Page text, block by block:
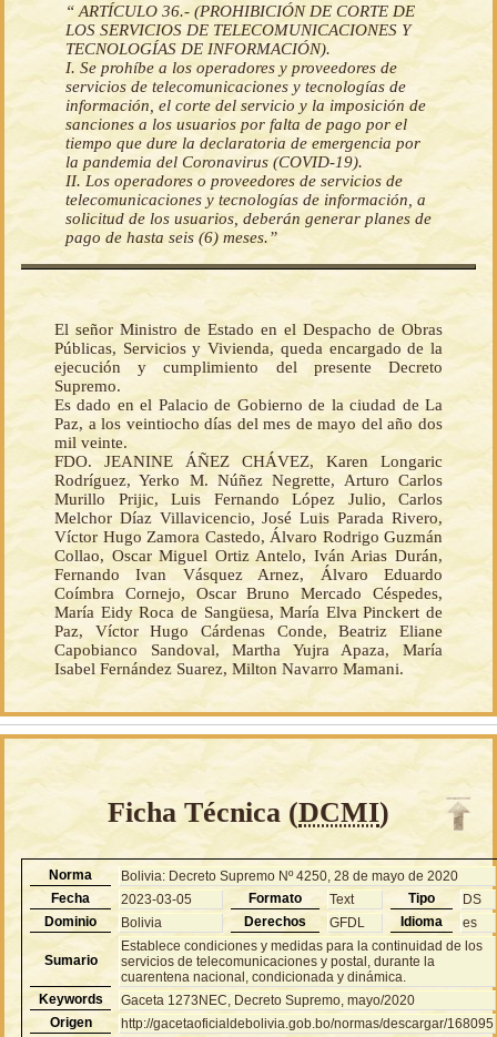
“ ARTÍCULO 36.- (PROHIBICIÓN DE CORTE DE
LOS SERVICIOS DE TELECOMUNICACIONES Y
TECNOLOGÍAS DE INFORMACIÓN).
I. Se prohíbe a los operadores y proveedores de
servicios de telecomunicaciones y tecnologías de
información, el corte del servicio y la imposición de
sanciones a los usuarios por falta de pago por el
tiempo que dure la declaratoria de emergencia por
la pandemia del Coronavirus (COVID-19).
II. Los operadores o proveedores de servicios de
telecomunicaciones y tecnologías de información, a
solicitud de los usuarios, deberán generar planes de
pago de hasta seis (6) meses.”
El señor Ministro de Estado en el Despacho de Obras
Públicas, Servicios y Vivienda, queda encargado de la
ejecución y cumplimiento del presente Decreto
Supremo.
Es dado en el Palacio de Gobierno de la ciudad de La
Paz, a los veintiocho días del mes de mayo del año dos
mil veinte.
FDO. JEANINE ÁÑEZ CHÁVEZ, Karen Longaric
Rodríguez, Yerko M. Núñez Negrette, Arturo Carlos
Murillo Prijic, Luis Fernando López Julio, Carlos
Melchor Díaz Villavicencio, José Luis Parada Rivero,
Víctor Hugo Zamora Castedo, Álvaro Rodrigo Guzmán
Collao, Oscar Miguel Ortiz Antelo, Iván Arias Durán,
Fernando Ivan Vásquez Arnez, Álvaro Eduardo
Coímbra Cornejo, Oscar Bruno Mercado Céspedes,
María Eidy Roca de Sangüesa, María Elva Pinckert de
Paz, Víctor Hugo Cárdenas Conde, Beatriz Eliane
Capobianco Sandoval, Martha Yujra Apaza, María
Isabel Fernández Suarez, Milton Navarro Mamani.
Ficha Técnica (DCMI)
Norma
Bolivia: Decreto Supremo Nº 4250, 28 de mayo de 2020
Fecha
2023-03-05 Formato Text Tipo
DS
Dominio
Bolivia Derechos GFDL Idioma es
Sumario
Establece condiciones y medidas para la continuidad de los
servicios de telecomunicaciones y postal, durante la
cuarentena nacional, condicionada y dinámica.
Keywords
Gaceta 1273NEC, Decreto Supremo, mayo/2020
Origen
http://gacetaoficialdebolivia.gob.bo/normas/descargar/168095